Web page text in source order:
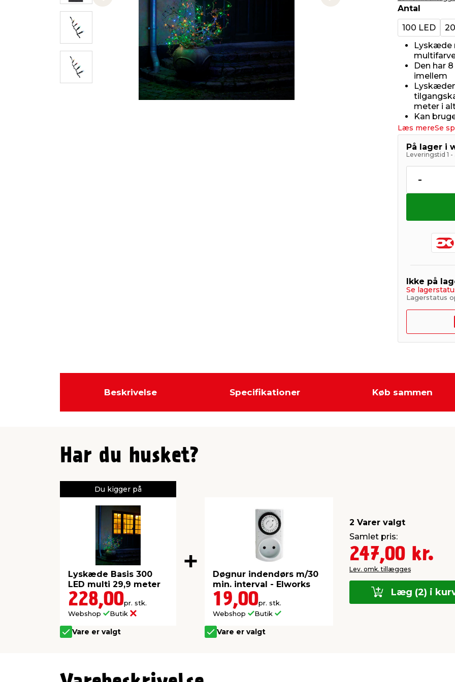
Previous slide Next slide
Antal
100 LED
Lyskæde
Den har
imellem
meter i
Kan
Læs mereSe
På lager i
Leveringstid 1
-
Ikke på
Se
Lagerstatus
Beskrivelse Specifikationer Køb sammen
Har du husket?
Du kigger på
Lyskæde Basis 300
LED multi 29,9 meter
228,00pr. stk.
Webshop
Butik
Vare er valgt
Døgnur indendørs m/30
min. interval - Elworks
19,00pr. stk.
Webshop
Butik
Vare er valgt
2 Varer valgt
Samlet pris:
247,00 kr.
Lev. omk. tillægges
Læg (2) i